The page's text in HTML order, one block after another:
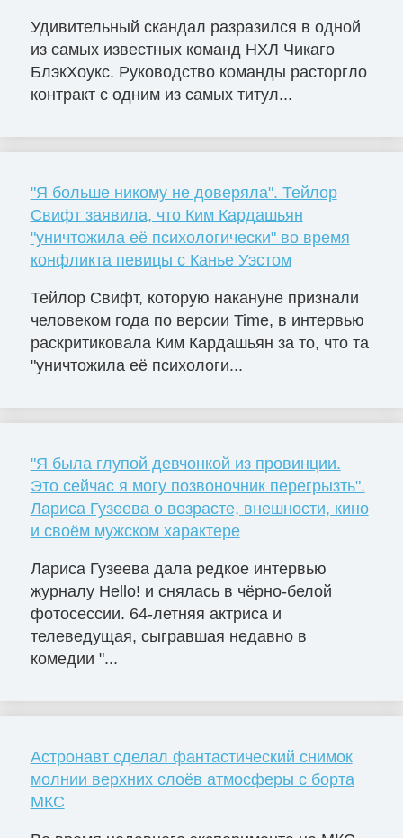
Удивительный скандал разразился в одной
из самых известных команд НХЛ Чикаго
БлэкХоукс. Руководство команды расторгло
контракт с одним из самых титул...
"Я больше никому не доверяла". Тейлор
Свифт заявила, что Ким Кардашьян
"уничтожила её психологически" во время
конфликта певицы с Канье Уэстом
Тейлор Свифт, которую накануне признали
человеком года по версии Time, в интервью
раскритиковала Ким Кардашьян за то, что та
"уничтожила её психологи...
"Я была глупой девчонкой из провинции.
Это сейчас я могу позвоночник перегрызть".
Лариса Гузеева о возрасте, внешности, кино
и своём мужском характере
Лариса Гузеева дала редкое интервью
журналу Hello! и снялась в чёрно-белой
фотосессии. 64-летняя актриса и
телеведущая, сыгравшая недавно в
комедии "...
Астронавт сделал фантастический снимок
молнии верхних слоёв атмосферы с борта
МКС